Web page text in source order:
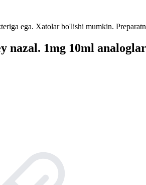
ega. Xatolar bo'lishi mumkin.
nazal. 1mg 10ml